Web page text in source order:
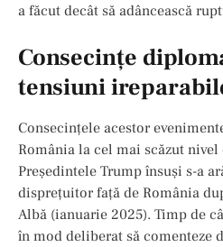
a făcut decât să adâncească
Consecințe
tensiuni
Consecințele acestor
România la cel mai scăzut
Președintele Trump însuși s-a
disprețuitor față de România
Albă (ianuarie 2025). Timp de
în mod deliberat să comenteze